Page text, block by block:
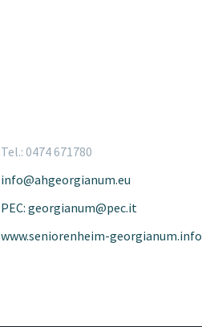
Tel.: 0474 671780
info@ahgeorgianum.eu
PEC: georgianum@pec.it
www.seniorenheim-georgianum.info